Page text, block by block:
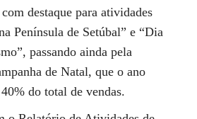
destaque para atividades
Península de Setúbal” e “Dia
passando ainda pela
de Natal, que o ano
do total de vendas.